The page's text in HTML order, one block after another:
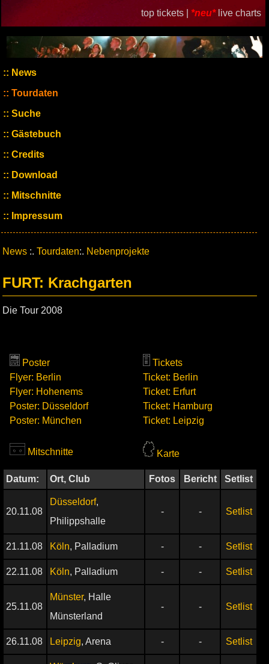
top tickets | *neu* live charts
News
Tourdaten
Suche
Gästebuch
Credits
Download
Mitschnitte
Impressum
News :. Tourdaten:. Nebenprojekte
FURT: Krachgarten
Die Tour 2008
Poster
Flyer: Berlin
Flyer: Hohenems
Poster: Düsseldorf
Poster: München
Tickets
Ticket: Berlin
Ticket: Erfurt
Ticket: Hamburg
Ticket: Leipzig
Mitschnitte Karte
Datum: Ort, Club Fotos Bericht Setlist
20.11.08
Düsseldorf,
Philippshalle
- - Setlist
21.11.08 Köln, Palladium - - Setlist
22.11.08 Köln, Palladium - - Setlist
25.11.08
Münster, Halle
Münsterland
- - Setlist
26.11.08 Leipzig, Arena - - Setlist